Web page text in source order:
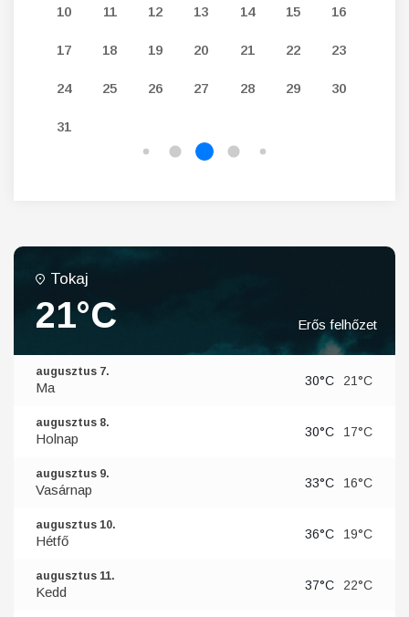
10 11 12 13 14 15 16
17 18 19 20 21 22 23
24 25 26 27 28 29 30
31
Tokaj
21°C Erős felhőzet
augusztus 7.
Ma 30°C 21°C
augusztus 8.
Holnap 30°C 17°C
augusztus 9.
Vasárnap 33°C 16°C
augusztus 10.
Hétfő 36°C 19°C
augusztus 11.
Kedd 37°C 22°C